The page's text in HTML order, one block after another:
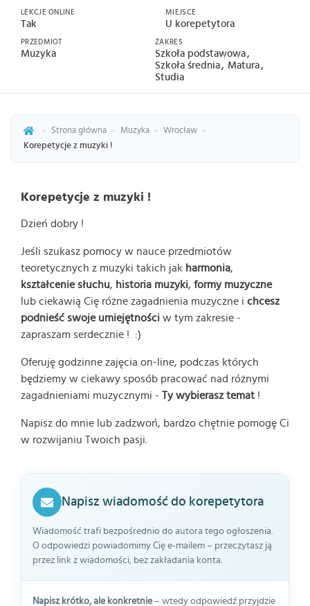
LEKCJE ONLINE
Tak
MIEJSCE
U korepetytora
PRZEDMIOT
Muzyka
ZAKRES
Szkoła podstawowa
Szkoła średnia Matura
Studia
› Strona główna › Muzyka › Wrocław
›
Korepetycje z muzyki !
Korepetycje z muzyki !
Dzień dobry !
Jeśli szukasz pomocy w nauce przedmiotów
teoretycznych z muzyki takich jak harmonia,
kształcenie słuchu, historia muzyki, formy muzyczne
lub ciekawią Cię różne zagadnienia muzyczne i chcesz
podnieść swoje umiejętności w tym zakresie -
zapraszam serdecznie ! :)
Oferuję godzinne zajęcia on-line, podczas których
będziemy w ciekawy sposób pracować nad różnymi
zagadnieniami muzycznymi - Ty wybierasz temat !
Napisz do mnie lub zadzwoń, bardzo chętnie pomogę Ci
w rozwijaniu Twoich pasji.
Napisz wiadomość do korepetytora
Wiadomość trafi bezpośrednio do autora tego ogłoszenia.
O odpowiedzi powiadomimy Cię e-mailem – przeczytasz ją
przez link z wiadomości, bez zakładania konta.
Napisz krótko, ale konkretnie– wtedy odpowiedź przyjdzie